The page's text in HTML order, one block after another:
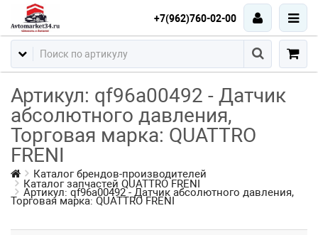
+7(962)760-02-00
Артикул: qf96a00492 - Датчик
абсолютного давления,
Торговая марка: QUATTRO
FRENI
Каталог брендов-производителей
Каталог запчастей QUATTRO FRENI
Артикул: qf96a00492 - Датчик абсолютного давления,
Торговая марка: QUATTRO FRENI